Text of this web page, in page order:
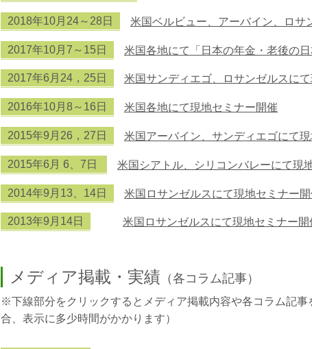
2018年10月24～28日 米国ベルビュー、アーバイン、ロサ
2017年10月7～15日 米国各地にて「日本の年金・老後の
2017年6月24，25日 米国サンディエゴ、ロサンゼルスに
2016年10月8～16日 米国各地にて現地セミナー開催
2015年9月26，27日 米国アーバイン、サンディエゴにて
2015年6月 6、7日 米国シアトル、シリコンバレーにて現
2014年9月13、14日 米国ロサンゼルスにて現地セミナー開
2013年9月14日 米国ロサンゼルスにて現地セミナー開
メディア掲載・実績 （各コラム記事）
※下線部分をクリックするとメディア掲載内容や各コラム記
合、表示に多少時間がかかります）